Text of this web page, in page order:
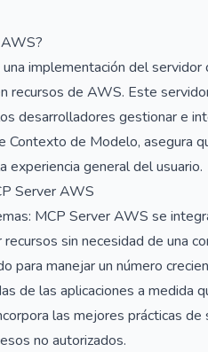
implementación del
recursos de AWS. Este
desarrolladores gestionar e
Contexto de Modelo, asegura
experiencia general del usuario.
Server AWS
MCP Server AWS se
sin necesidad de una
para manejar un número
de las aplicaciones a medida
las mejores prácticas
no autorizados.